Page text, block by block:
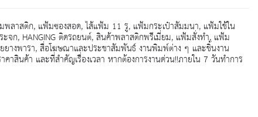
พลาสติก, แฟ้มซองสอด, ไส้แฟ้ม 11 รู, แฟ้มกระเป๋าสัมมนา, แฟ้มใช้ใน
ก, HANGING ติดรถยนต์, สินค้าพลาสติกพรีเมี่ยม, แฟ้มสั่งทำ, แฟ้ม
างพารา, สื่อโฆษณาและประชาสัมพันธ์ งานพิมพ์ต่าง ๆ และชิ้นงาน
สินค้า และที่สำคัญเรื่องเวลา หากต้องการงานด่วน!!ภายใน 7 วันทำการ